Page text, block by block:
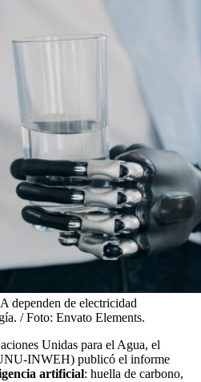
dependen de electricidad
/ Foto: Envato Elements.
Unidas para el Agua, el
INWEH) publicó el informe
artificial: huella de carbono,